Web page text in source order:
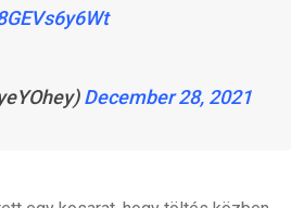
December 28, 2021